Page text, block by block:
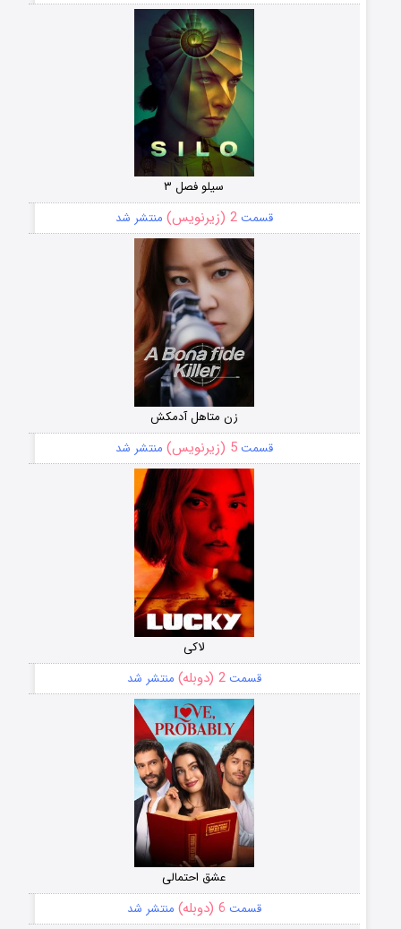
سیلو فصل ۳
قسمت2 (زیرنویس) منتشر شد
زن متاهل آدمکش
قسمت5 (زیرنویس) منتشر شد
لاکی
قسمت2 (دوبله) منتشر شد
عشق احتمالی
قسمت 6 (دوبله) منتشر شد